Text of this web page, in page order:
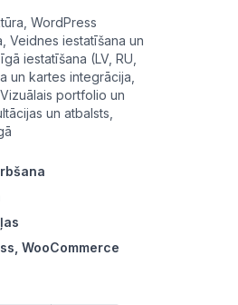
WordPress
Veidnes iestatīšana un
iestatīšana (LV, RU,
un kartes integrācija,
portfolio un
un atbalsts,
WooCommerce